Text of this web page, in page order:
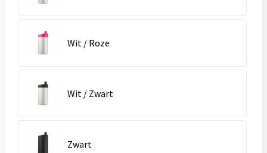
Wit / Roze
Wit / Zwart
Zwart